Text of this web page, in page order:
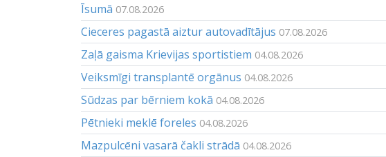
Īsumā 07.08.2026
Cieceres pagastā aiztur autovadītājus 07.08.2026
Zaļā gaisma Krievijas sportistiem 04.08.2026
Veiksmīgi transplantē orgānus 04.08.2026
Sūdzas par bērniem kokā 04.08.2026
Pētnieki meklē foreles 04.08.2026
Mazpulcēni vasarā čakli strādā 04.08.2026